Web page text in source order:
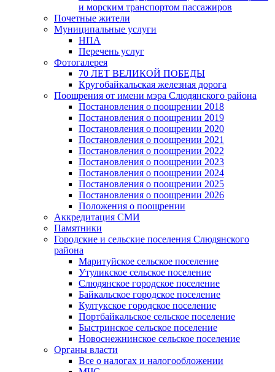
и морским транспортом пассажиров
Почетные жители
Муниципальные услуги
НПА
Перечень услуг
Фотогалерея
70 ЛЕТ ВЕЛИКОЙ ПОБЕДЫ
Кругобайкальская железная дорога
Поощрения от имени мэра Слюдянского района
Постановления о поощрении 2018
Постановления о поощрении 2019
Постановления о поощрении 2020
Постановления о поощрении 2021
Постановления о поощрении 2022
Постановления о поощрении 2023
Постановления о поощрении 2024
Постановления о поощрении 2025
Постановления о поощрении 2026
Положения о поощрении
Аккредитация СМИ
Памятники
Городские и сельские поселения Слюдянского
района
Маритуйское сельское поселение
Утуликское сельское поселение
Слюдянское городское поселение
Байкальское городское поселение
Култукское городское поселение
Портбайкальское сельское поселение
Быстринское сельское поселение
Новоснежнинское сельское поселение
Органы власти
Все о налогах и налогообложении